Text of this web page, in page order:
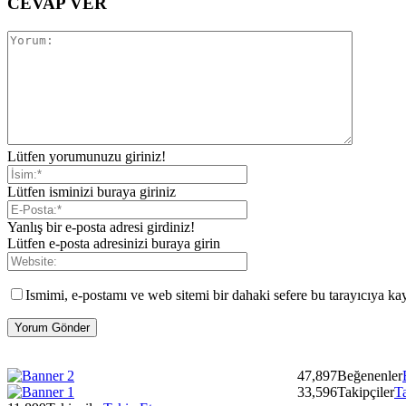
Lütfen yorumunuzu giriniz!
Lütfen isminizi buraya giriniz
Yanlış bir e-posta adresi girdiniz!
Lütfen e-posta adresinizi buraya girin
Ismimi, e-postamı ve web sitemi bir dahaki sefere bu tarayıcıya
47,897Beğenenler
33,596Takipçiler